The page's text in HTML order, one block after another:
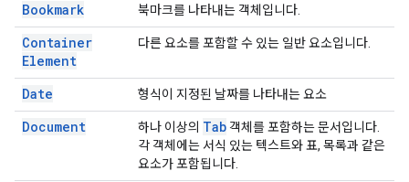
Bookmark 북마크를 나타내는 객체입니다.
Container
Element
다른 요소를 포함할 수 있는 일반 요소입니다.
Date 형식이 지정된 날짜를 나타내는 요소
Document 하나 이상의 Tab 객체를 포함하는 문서입니다.
각 객체에는 서식 있는 텍스트와 표, 목록과 같은
요소가 포함됩니다.